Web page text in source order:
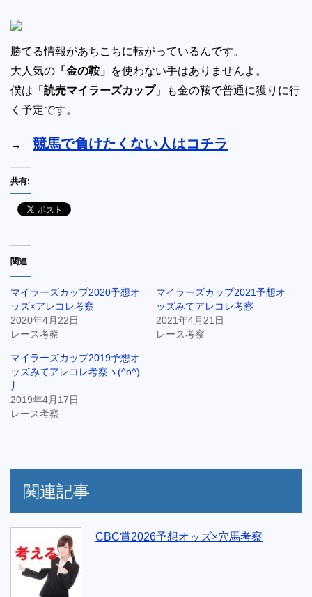
勝てる情報があちこちに転がっているんです。
大人気の 「金の鞍」 を使わない手はありませんよ。
僕は「 読売マイラーズカップ」も金の鞍で普通に獲りに行
く予定です。
→ 競馬で負けたくない人はコチラ
共有:
関連
マイラーズカップ2020予想オ
ッズ×アレコレ考察
2020年4月22日
レース考察
マイラーズカップ2021予想オ
ッズみてアレコレ考察
2021年4月21日
レース考察
マイラーズカップ2019予想オ
ッズみてアレコレ考察ヽ(^o^)
丿
2019年4月17日
レース考察
関連記事
CBC賞2026予想オッズ×穴馬考察